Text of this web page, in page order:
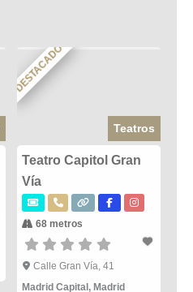
DESTACADO
Teatros
Teatro Capitol Gran
Vía
68 metros
Calle Gran Vía, 41
Madrid Capital,Madrid